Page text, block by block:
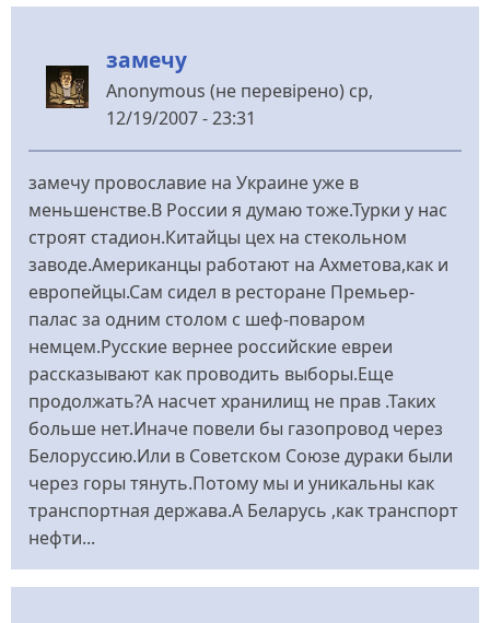
замечу
Anonymous (не перевірено) ср,
12/19/2007 - 23:31
замечу провославие на Украине уже в
меньшенстве.В России я думаю тоже.Турки у нас
строят стадион.Китайцы цех на стекольном
заводе.Американцы работают на Ахметова,как и
европейцы.Сам сидел в ресторане Премьер-
палас за одним столом с шеф-поваром
немцем.Русские вернее российские евреи
рассказывают как проводить выборы.Еще
продолжать?А насчет хранилищ не прав .Таких
больше нет.Иначе повели бы газопровод через
Белоруссию.Или в Советском Союзе дураки были
через горы тянуть.Потому мы и уникальны как
транспортная держава.А Беларусь ,как транспорт
нефти...